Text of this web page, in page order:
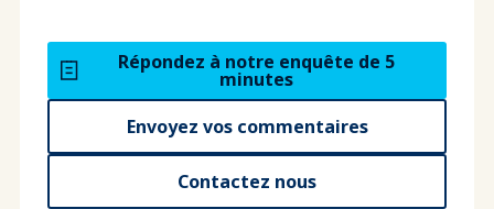
Répondez à notre enquête de 5
minutes
Envoyez vos commentaires
Contactez nous